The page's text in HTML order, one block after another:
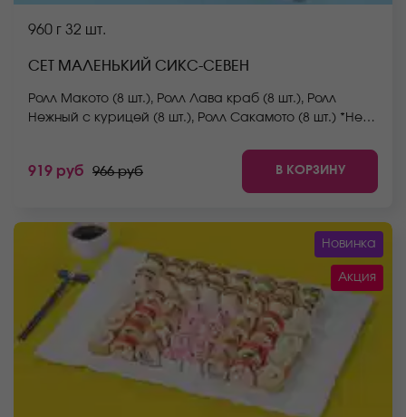
960 г 32 шт.
СЕТ МАЛЕНЬКИЙ СИКС-СЕВЕН
Ролл Макото (8 шт.), Ролл Лава краб (8 шт.), Ролл
Нежный с курицей (8 шт.), Ролл Сакамото (8 шт.) *Не
Они не входят в стоимость заказа. *Внешний вид
блюда может отличаться от фото на сайте.
919 руб 966 руб В КОРЗИНУ
Новинка
Акция